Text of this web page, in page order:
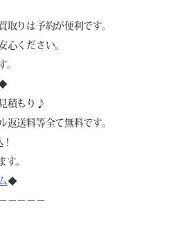
取りは予約が便利です。
心ください。
。
積もり♪
返送料等全て無料です。
す。
◆
－－－－